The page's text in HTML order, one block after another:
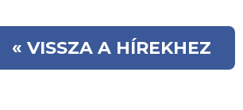
« VISSZA A HÍREKHEZ